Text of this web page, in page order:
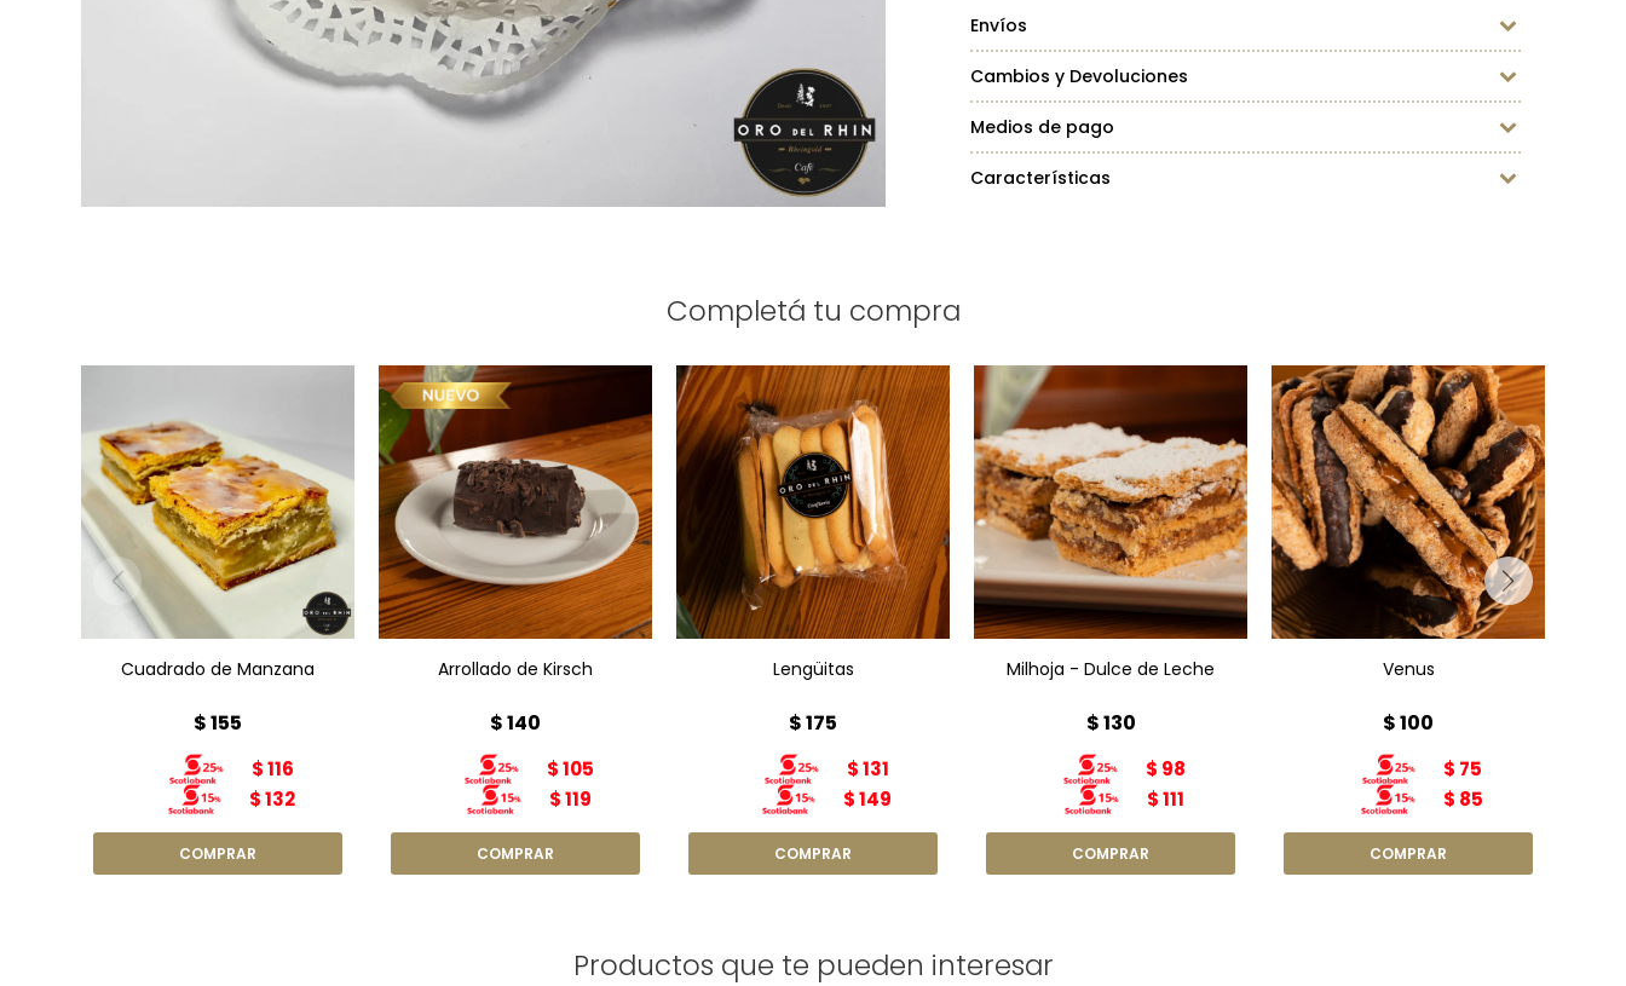
Envíos
Cambios y Devoluciones
Medios de pago
Características
Completá tu compra
Cuadrado de Manzana x1
Cuadrado de Manzana
$155
$116
$132
Arrollado de Kirsch x1
Bañado con chocolate
Arrollado de Kirsch
$140
$105
$119
Lengüitas x1
150g
Lengüitas
$175
$131
$149
Milhoja x1
Milhoja - Dulce de Leche
$130
$ 98
$111
Venus x1
Venus
$100
$ 75
$ 85
Productos que te pueden interesar